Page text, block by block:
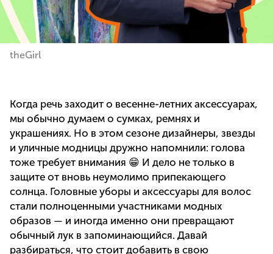
theGirl
Когда речь заходит о весенне-летних аксессуарах,
мы обычно думаем о сумках, ремнях и
украшениях. Но в этом сезоне дизайнеры, звезды
и уличные модницы дружно напомнили: голова
тоже требует внимания 😁 И дело не только в
защите от вновь неумолимо припекающего
солнца. Головные уборы и аксессуары для волос
стали полноценными участниками модных
образов — и иногда именно они превращают
обычный лук в запоминающийся. Давай
разбираться, что стоит добавить в свою